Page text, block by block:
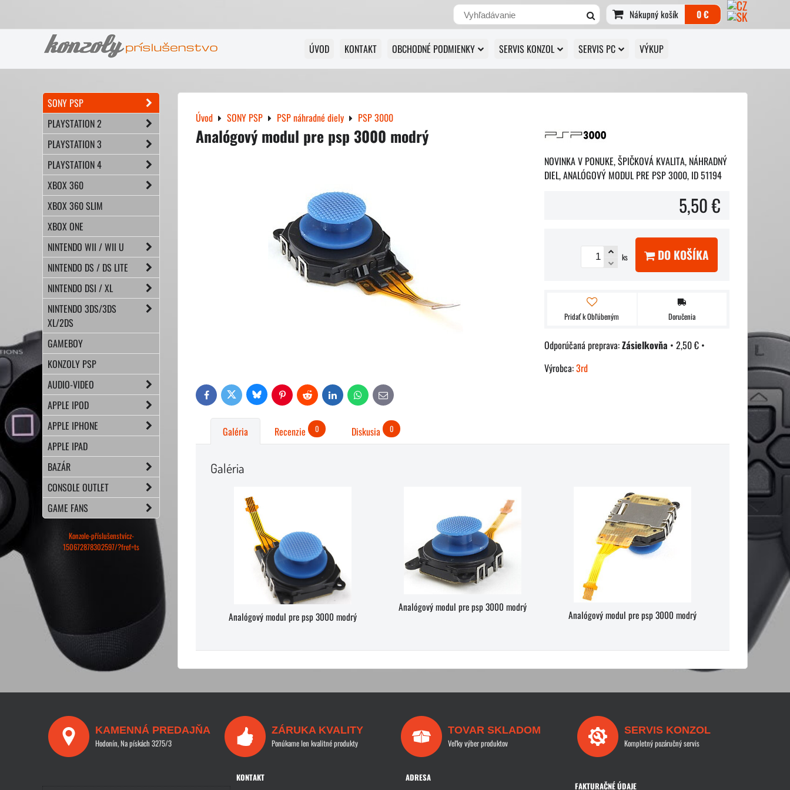
Nákupný košík 0 €
ÚVOD KONTAKT OBCHODNÉ PODMIENKY SERVIS KONZOL SERVIS PC VÝKUP
Úvod SONY PSP PSP náhradné diely PSP 3000
Analógový modul pre psp 3000 modrý
NOVINKA V PONUKE, ŠPIČKOVÁ KVALITA, NÁHRADNÝ
DIEL, ANALÓGOVÝ MODUL PRE PSP 3000, ID 51194
5,50 €
ks DO KOŠÍKA
Pridať k Obľúbeným Doručenia
Zásielkovňa • 2,50 € •
Výrobca:3rd
FacebookTwitter Bluesky PinterestReddit LinkedIn WhatsAppE-
mail
Galéria Recenzie 0 Diskusia 0
Galéria
Analógový modul pre psp 3000 modrý
Analógový modul pre psp 3000 modrý
Analógový modul pre psp 3000 modrý
SONY PSP
PLAYSTATION 2
PLAYSTATION 3
PLAYSTATION 4
XBOX 360
XBOX 360 SLIM
XBOX ONE
NINTENDO WII / WII U
NINTENDO DS / DS LITE
NINTENDO DSI / XL
NINTENDO 3DS/3DS
XL/2DS
GAMEBOY
KONZOLY PSP
AUDIO-VIDEO
APPLE IPOD
APPLE IPHONE
APPLE IPAD
BAZÁR
CONSOLE OUTLET
GAME FANS
Konzole-příslušenstvícz-
150672878302597/?fref=ts
KAMENNÁ PREDAJŇA
Hodonín, Na pískách 3275/3
ZÁRUKA KVALITY
Ponúkame len kvalitné produkty
TOVAR SKLADOM
Veľky výber produktov
SERVIS KONZOL
Kompletný pozáručný servis
KONTAKT ADRESA
FAKTURAČNÉ ÚDAJE